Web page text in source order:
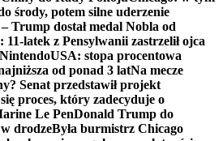
środy, potem silne uderzenie
Trump dostał medal Nobla od
11-latek z Pensylwanii zastrzelił ojca
USA: stopa procentowa
od ponad 3 latNa mecze
Senat przedstawił projekt
proces, który zadecyduje o
Le PenDonald Trump do
drodzeByła burmistrz Chicago